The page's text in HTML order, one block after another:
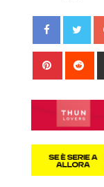
Pinterest